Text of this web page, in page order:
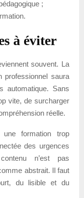
;
à éviter
souvent. La
professionnel saura
automatique. Sans
vite, de surcharger
réelle.
formation trop
des urgences
n’est pas
abstrait. Il faut
du lisible et du